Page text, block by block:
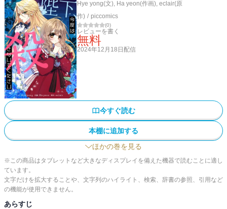
Hye yong(文), Ha yeon(作画), eclair(原
作) / piccomics
(0)
レビューを書く
無料
2024年12月18日 配信
今すぐ読む
本棚に追加する
ほかの巻を見る
※この商品はタブレットなど大きなディスプレイを備えた機器で読むことに適し
ています。
文字だけを拡大することや、文字列のハイライト、検索、辞書の参照、引用など
の機能が使用できません。
あらすじ